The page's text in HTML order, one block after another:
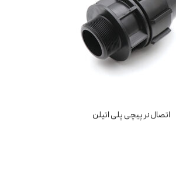
اتصال نر پیچی پلی اتیلن